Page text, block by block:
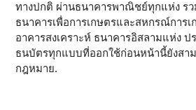
ทางปกติ ผ่านธนาคารพาณิชย์ทุกแห่ง ร
ธนาคารเพื่อการเกษตรและสหกรณ์การ
อาคารสงเคราะห์ ธนาคารอิสลามแห่ง
ธนบัตรทุกแบบที่ออกใช้ก่อนหน้านี้ยังสา
กฎหมาย.